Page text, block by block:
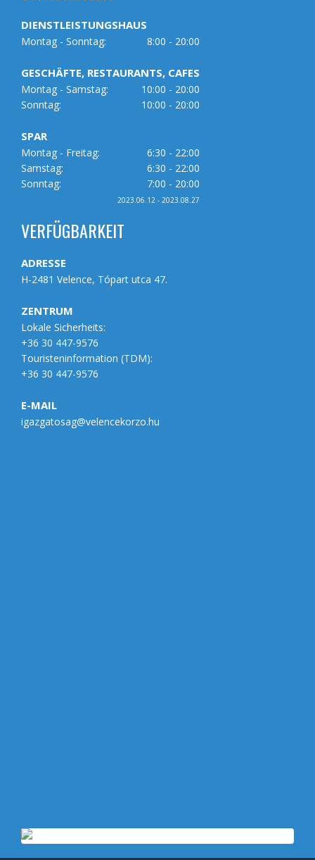
DIENSTLEISTUNGSHAUS
Montag - Sonntag: 8:00 - 20:00
GESCHÄFTE, RESTAURANTS, CAFES
Montag - Samstag:
10:00 - 20:00
Sonntag:
10:00 - 20:00
SPAR
Montag - Freitag:
6:30 - 22:00
Samstag:
6:30 - 22:00
Sonntag:
7:00 - 20:00
2023.06.12 - 2023.08.27
VERFÜGBARKEIT
ADRESSE
H-2481 Velence, Tópart utca 47.
ZENTRUM
Lokale Sicherheits:
+36 30 447-9576
Touristeninformation (TDM):
+36 30 447-9576
E-MAIL
igazgatosag@velencekorzo.hu